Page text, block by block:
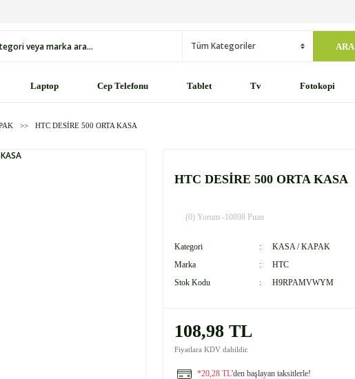
ARA
Laptop Cep Telefonu Tablet Tv Fotokopi
HTC DESİRE 500 ORTA KASA
HTC DESİRE 500 ORTA KASA
(0) Yorum -10898 Puan
Kategori
KASA / KAPAK
Marka
HTC
Stok Kodu
H9RPAMVWYM
108,98 TL
Fiyatlara KDV dahildir.
*20,28 TL'den başlayan taksitlerle!